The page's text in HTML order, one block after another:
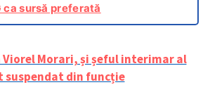
ca sursă preferată
Viorel Morari, și șeful interimar al
suspendat din funcție